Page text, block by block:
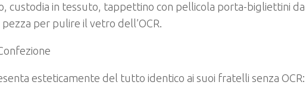
custodia in tessuto, tappettino con pellicola porta-bigliettini da
pezza per pulire il vetro dell’OCR.
esteticamente del tutto identico ai suoi fratelli senza OCR: